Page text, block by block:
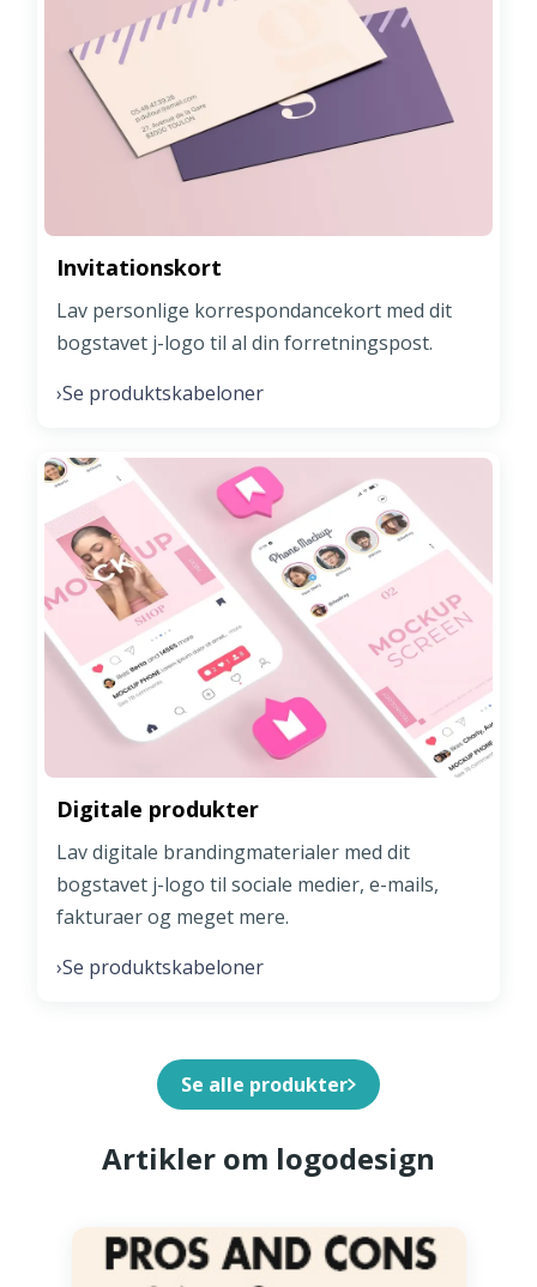
Invitationskort
Lav personlige korrespondancekort med dit
bogstavet j-logo til al din forretningspost.
›Se produktskabeloner
Digitale produkter
Lav digitale brandingmaterialer med dit
bogstavet j-logo til sociale medier, e-mails,
fakturaer og meget mere.
›Se produktskabeloner
Se alle produkter
Artikler om logodesign